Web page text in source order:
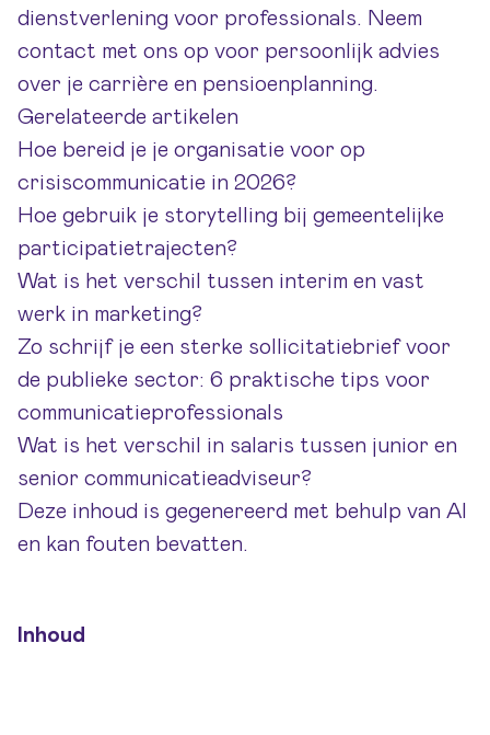
dienstverlening voor professionals. Neem
contact met ons op voor persoonlijk advies
over je carrière en pensioenplanning.
Gerelateerde artikelen
Hoe bereid je je organisatie voor op
crisiscommunicatie in 2026?
Hoe gebruik je storytelling bij gemeentelijke
participatietrajecten?
Wat is het verschil tussen interim en vast
werk in marketing?
Zo schrijf je een sterke sollicitatiebrief voor
de publieke sector: 6 praktische tips voor
communicatieprofessionals
Wat is het verschil in salaris tussen junior en
senior communicatieadviseur?
Deze inhoud is gegenereerd met behulp van AI
en kan fouten bevatten.
Inhoud